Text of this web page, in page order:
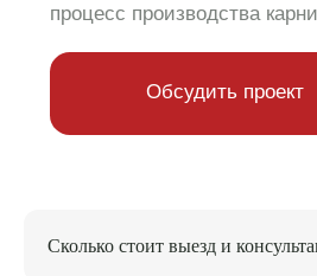
Сколько стоит выезд и